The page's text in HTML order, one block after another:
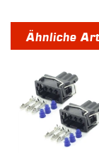
Ähnliche